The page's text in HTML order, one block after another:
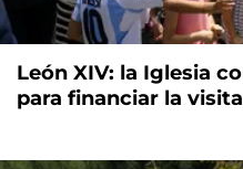
León XIV: la Iglesia
para financiar la